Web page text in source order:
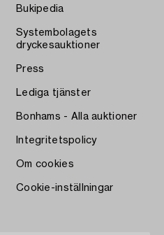
Bukipedia
Systembolagets
dryckesauktioner
Press
Lediga tjänster
Bonhams - Alla auktioner
Integritetspolicy
Om cookies
Cookie-inställningar